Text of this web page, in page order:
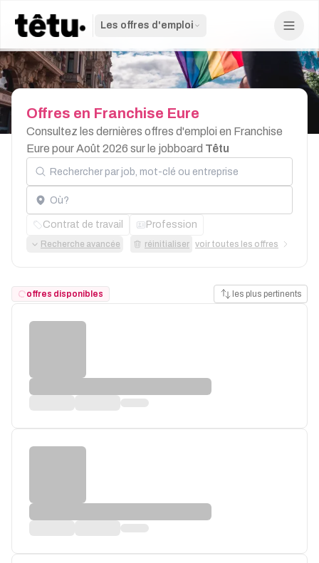
Les offres d'emploi
Offres en Franchise Eure
Consultez les dernières offres d'emploi en Franchise
Eure pour Août 2026 sur le jobboard Têtu
Rechercher par job, mot-clé ou entreprise
Localisation
Contrat de travail Profession
Recherche avancée réinitialiser voir toutes les offres
offres disponibles les plus pertinents